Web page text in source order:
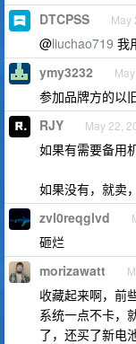
DTCPSS May
@liuchao719 我
ymy3232
参加品牌方的以
RJY May 22,
如果有需要备用
如果没有，就卖
zvl0reqglvd
砸烂
morizawatt
收藏起来啊，前
系统一点不卡，
了，还买了新电